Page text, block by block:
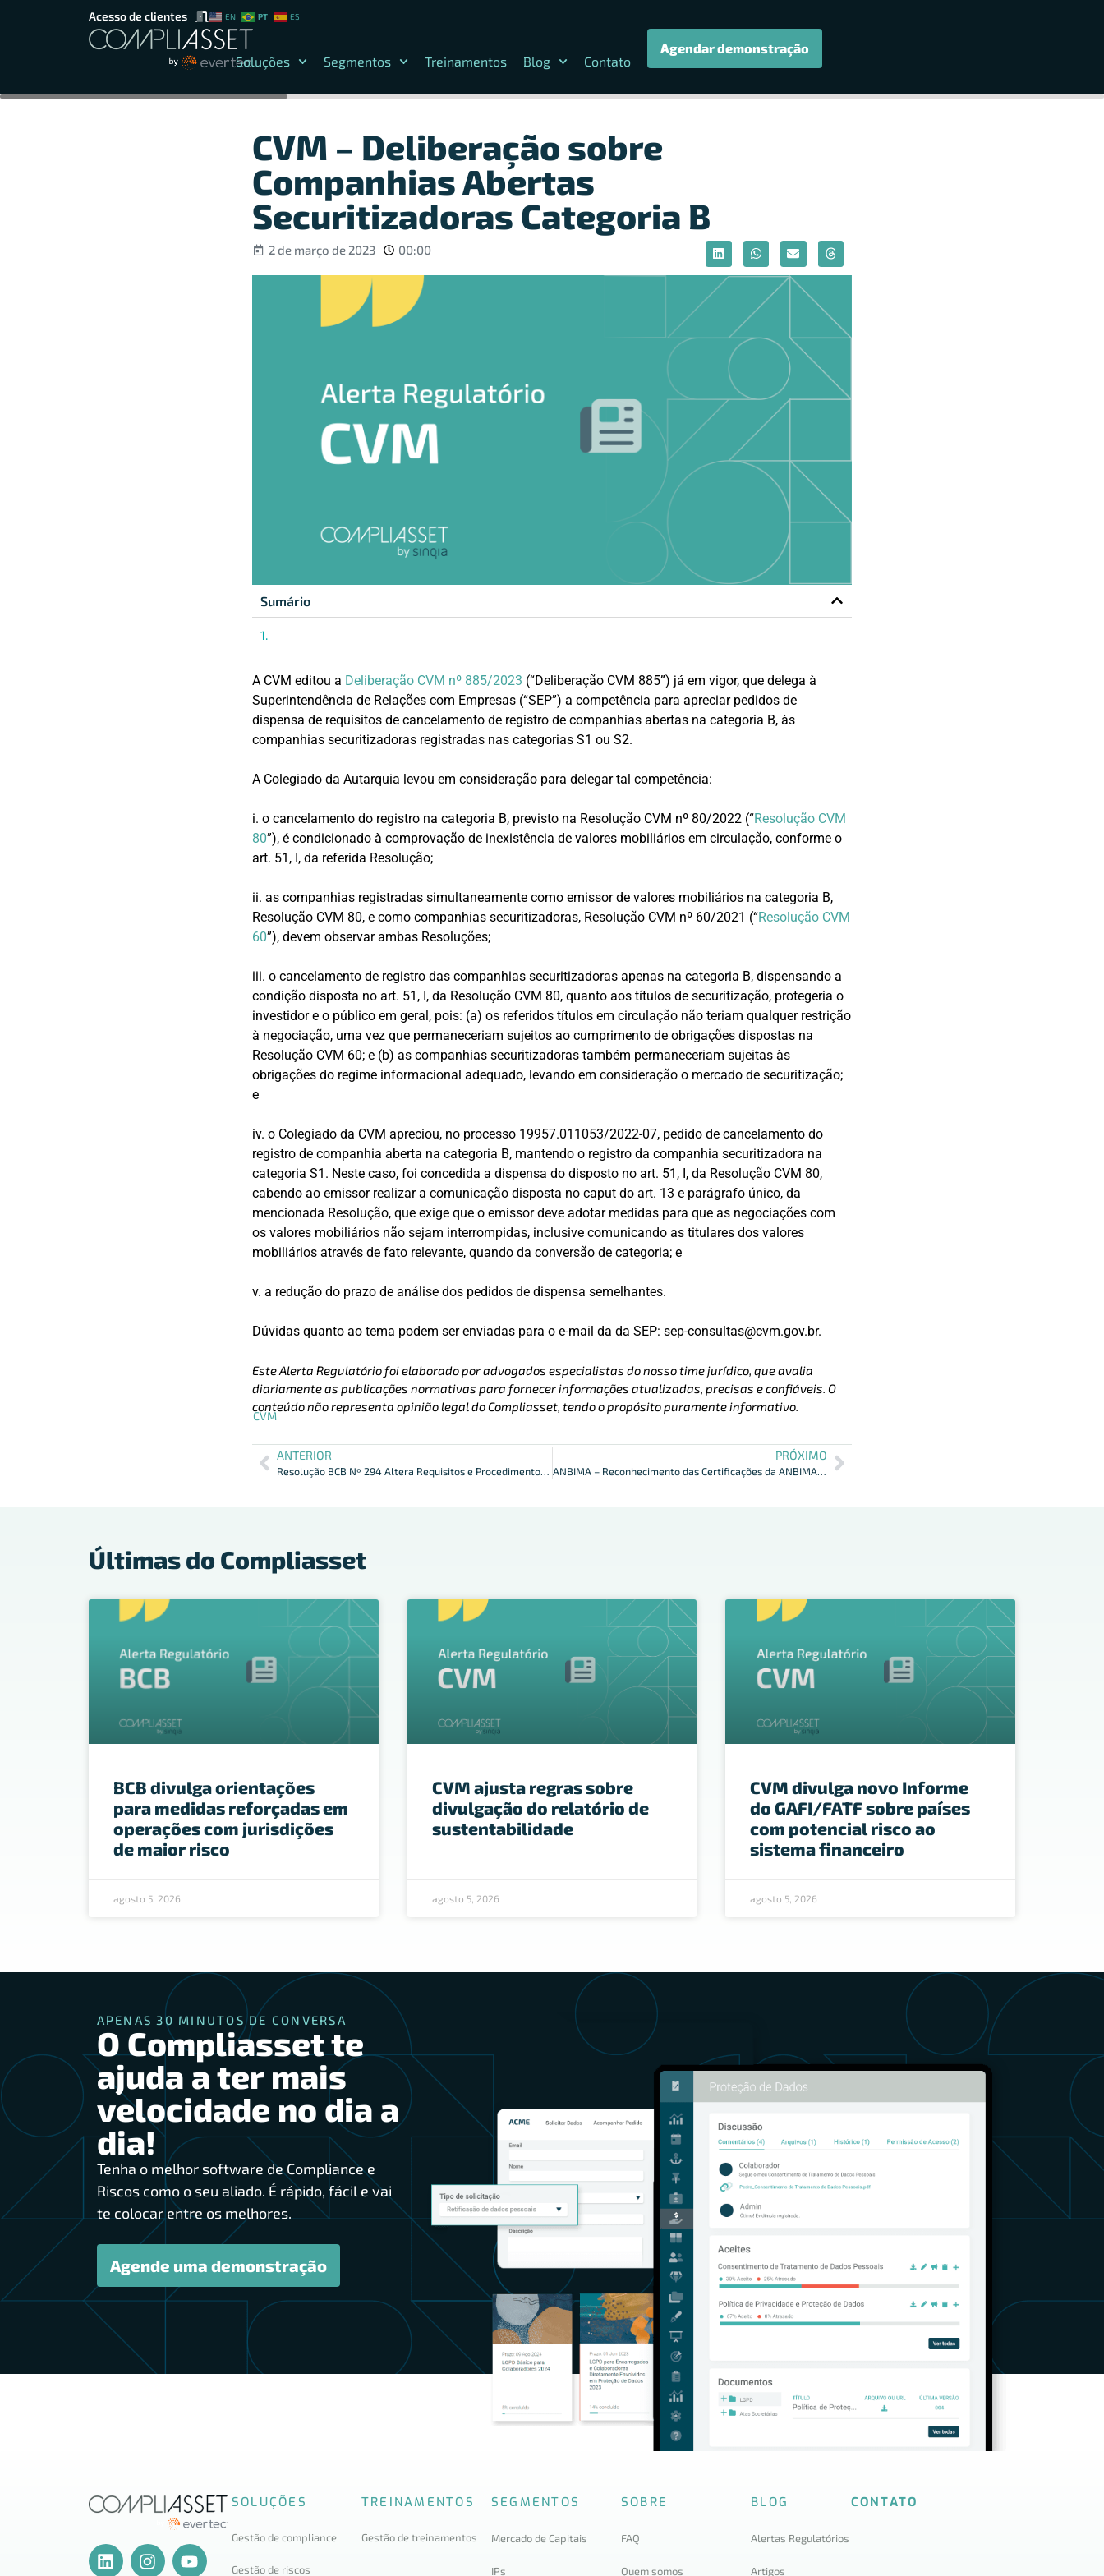
Acesso de clientes EN PT ES
Soluções Segmentos Treinamentos Blog Contato
Agendar demonstração
CVM – Deliberação sobre
Companhias Abertas
Securitizadoras Categoria B
2 de março de 2023 00:00
Sumário
A CVM editou a Deliberação CVM nº 885/2023 (“Deliberação CVM 885”) já em vigor, que delega à
Superintendência de Relações com Empresas (“SEP”) a competência para apreciar pedidos de
dispensa de requisitos de cancelamento de registro de companhias abertas na categoria B, às
companhias securitizadoras registradas nas categorias S1 ou S2.
A Colegiado da Autarquia levou em consideração para delegar tal competência:
i. o cancelamento do registro na categoria B, previsto na Resolução CVM nº 80/2022 (“Resolução CVM
80”), é condicionado à comprovação de inexistência de valores mobiliários em circulação, conforme o
art. 51, I, da referida Resolução;
ii. as companhias registradas simultaneamente como emissor de valores mobiliários na categoria B,
Resolução CVM 80, e como companhias securitizadoras, Resolução CVM nº 60/2021 (“Resolução CVM
60”), devem observar ambas Resoluções;
iii. o cancelamento de registro das companhias securitizadoras apenas na categoria B, dispensando a
condição disposta no art. 51, I, da Resolução CVM 80, quanto aos títulos de securitização, protegeria o
investidor e o público em geral, pois: (a) os referidos títulos em circulação não teriam qualquer restrição
à negociação, uma vez que permaneceriam sujeitos ao cumprimento de obrigações dispostas na
Resolução CVM 60; e (b) as companhias securitizadoras também permaneceriam sujeitas às
obrigações do regime informacional adequado, levando em consideração o mercado de securitização;
e
iv. o Colegiado da CVM apreciou, no processo 19957.011053/2022-07, pedido de cancelamento do
registro de companhia aberta na categoria B, mantendo o registro da companhia securitizadora na
categoria S1. Neste caso, foi concedida a dispensa do disposto no art. 51, I, da Resolução CVM 80,
cabendo ao emissor realizar a comunicação disposta no caput do art. 13 e parágrafo único, da
mencionada Resolução, que exige que o emissor deve adotar medidas para que as negociações com
os valores mobiliários não sejam interrompidas, inclusive comunicando as titulares dos valores
mobiliários através de fato relevante, quando da conversão de categoria; e
v. a redução do prazo de análise dos pedidos de dispensa semelhantes.
Dúvidas quanto ao tema podem ser enviadas para o e-mail da da SEP: sep-consultas@cvm.gov.br.
Este Alerta Regulatório foi elaborado por advogados especialistas do nosso time jurídico, que avalia
diariamente as publicações normativas para fornecer informações atualizadas, precisas e confiáveis. O
conteúdo não representa opinião legal do Compliasset, tendo o propósito puramente informativo.
CVM
ANTERIOR
Resolução BCB Nº 294 Altera Requisitos e Procedimentos do Open Finance
PRÓXIMO
ANBIMA – Reconhecimento das Certificações da ANBIMA pela Previc
Últimas do Compliasset
BCB divulga orientações
para medidas reforçadas em
operações com jurisdições
de maior risco
agosto 5, 2026
CVM ajusta regras sobre
divulgação do relatório de
sustentabilidade
agosto 5, 2026
CVM divulga novo Informe
do GAFI/FATF sobre países
com potencial risco ao
sistema financeiro
agosto 5, 2026
APENAS 30 MINUTOS DE CONVERSA
O Compliasset te
ajuda a ter mais
velocidade no dia a
dia!
Tenha o melhor software de Compliance e
Riscos como o seu aliado. É rápido, fácil e vai
te colocar entre os melhores.
Agende uma demonstração
SOLUÇÕES
Gestão de compliance
Gestão de riscos
TREINAMENTOS
Gestão de treinamentos
SEGMENTOS
Mercado de Capitais
IPs
SOBRE
FAQ
Quem somos
BLOG
Alertas Regulatórios
Artigos
CONTATO